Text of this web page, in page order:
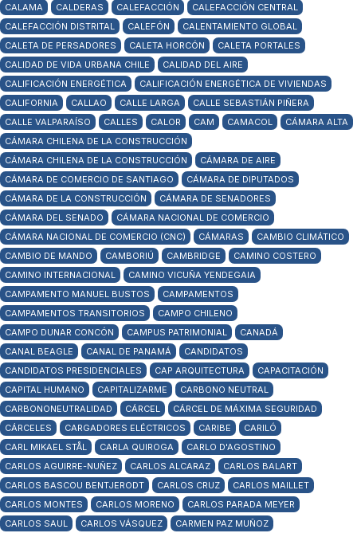
CALAMA
CALDERAS CALEFACCIÓN
CALEFACCIÓN CENTRAL
CALEFACCIÓN DISTRITAL
CALEFÓN
CALENTAMIENTO GLOBAL
CALETA DE PERSADORES
CALETA HORCÓN
CALETA PORTALES
CALIDAD DE VIDA URBANA CHILE
CALIDAD DEL AIRE
CALIFICACIÓN ENERGÉTICA
CALIFICACIÓN ENERGÉTICA DE VIVIENDAS
CALIFORNIA
CALLAO CALLE LARGA
CALLE SEBASTIÁN PIÑERA
CALLE VALPARAÍSO
CALLES CALOR CAM CAMACOL
CÁMARA ALTA
CÁMARA CHILENA DE LA CONSTRUCCIÓN
CÁMARA CHILENA DE LA CONSTRUCCIÓN
CÁMARA DE AIRE
CÁMARA DE COMERCIO DE SANTIAGO
CÁMARA DE DIPUTADOS
CÁMARA DE LA CONSTRUCCIÓN
CÁMARA DE SENADORES
CÁMARA DEL SENADO
CÁMARA NACIONAL DE COMERCIO
CÁMARA NACIONAL DE COMERCIO (CNC)
CÁMARAS
CAMBIO CLIMÁTICO
CAMBIO DE MANDO
CAMBORIÚ CAMBRIDGE
CAMINO COSTERO
CAMINO INTERNACIONAL
CAMINO VICUÑA YENDEGAIA
CAMPAMENTO MANUEL BUSTOS
CAMPAMENTOS
CAMPAMENTOS TRANSITORIOS
CAMPO CHILENO
CAMPO DUNAR CONCÓN
CAMPUS PATRIMONIAL
CANADÁ
CANAL BEAGLE
CANAL DE PANAMÁ
CANDIDATOS
CANDIDATOS PRESIDENCIALES
CAP ARQUITECTURA
CAPACITACIÓN
CAPITAL HUMANO
CAPITALIZARME
CARBONO NEUTRAL
CARBONONEUTRALIDAD
CÁRCEL
CÁRCEL DE MÁXIMA SEGURIDAD
CÁRCELES
CARGADORES ELÉCTRICOS CARIBE
CARILÓ
CARL MIKAEL STÅL
CARLA QUIROGA
CARLO D'AGOSTINO
CARLOS AGUIRRE-NUÑEZ
CARLOS ALCARAZ
CARLOS BALART
CARLOS BASCOU BENTJERODT
CARLOS CRUZ
CARLOS MAILLET
CARLOS MONTES
CARLOS MORENO
CARLOS PARADA MEYER
CARLOS SAUL
CARLOS VÁSQUEZ
CARMEN PAZ MUÑOZ